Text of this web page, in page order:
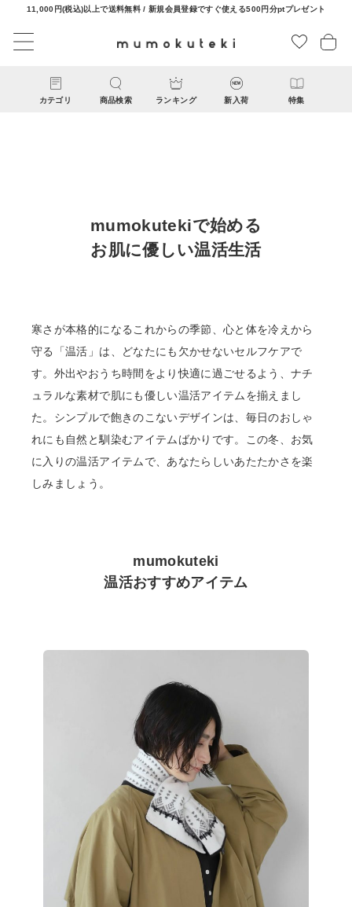
11,000円(税込)以上で送料無料 / 新規会員登録ですぐ使える500円分ptプレゼント
カテゴリ 商品検索 ランキング 新入荷 特集
ファッション雑貨
リビング雑貨
食品
ギフト
mumokutekiで始める
お肌に優しい温活生活
寒さが本格的になるこれからの季節、心と体を冷えから
守る「温活」は、どなたにも欠かせないセルフケアで
す。外出やおうち時間をより快適に過ごせるよう、ナチ
ュラルな素材で肌にも優しい温活アイテムを揃えまし
た。シンプルで飽きのこないデザインは、毎日のおしゃ
れにも自然と馴染むアイテムばかりです。この冬、お気
に入りの温活アイテムで、あなたらしいあたたかさを楽
しみましょう。
mumokuteki
温活おすすめアイテム